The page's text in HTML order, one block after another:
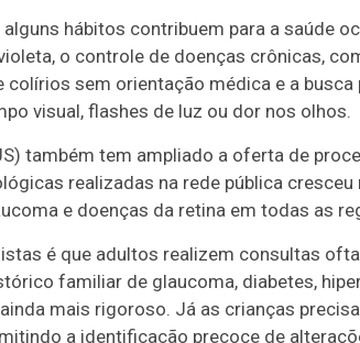
hábitos contribuem para a saúde
o controle de doenças crônicas,
colírios sem orientação médica e a
visual, flashes de luz ou dor nos olhos.
também tem ampliado a oferta de
realizadas na rede pública cresceu
e doenças da retina em todas as
é que adultos realizem consultas
familiar de glaucoma, diabetes,
mais rigoroso. Já as crianças
a identificação precoce de